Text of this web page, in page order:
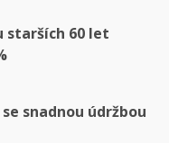
starších 60 let
snadnou údržbou